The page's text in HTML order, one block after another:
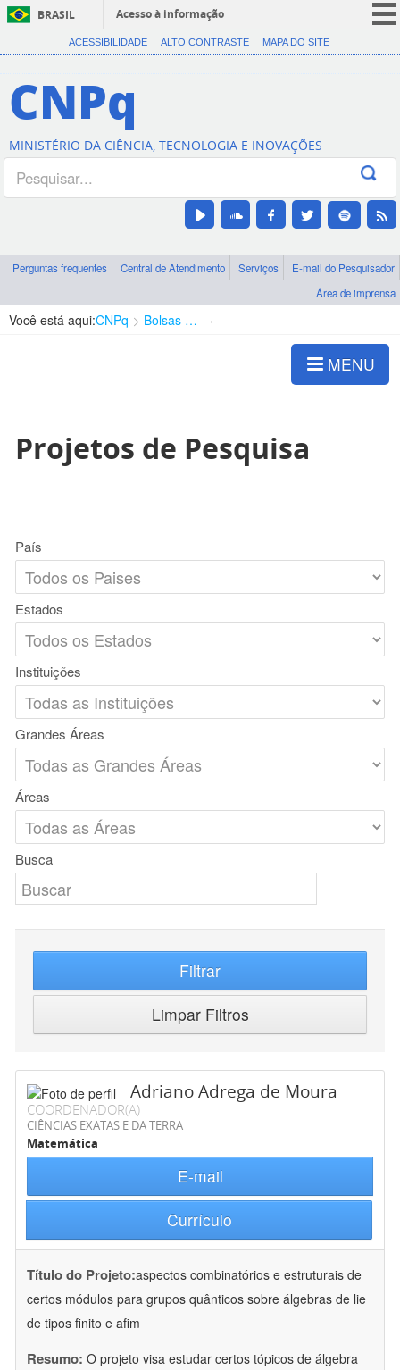
BRASIL
Acesso à informação
CORONAVÍRUS (COVID-19)
Canais
ACESSIBILIDADE ALTO CONTRASTE MAPA DO SITE
CNPq
MINISTÉRIO DA CIÊNCIA, TECNOLOGIA E INOVAÇÕES
Perguntas frequentes Central de Atendimento Serviços
E-mail do Pesquisador
Área de imprensa
Você está aqui:CNPq Bolsas e Auxílios Vigentes
MENU
Projetos de Pesquisa
País
Estados
Instituições
Grandes Áreas
Áreas
Busca
Filtrar
Limpar Filtros
Adriano Adrega de Moura
COORDENADOR(A)
CIÊNCIAS EXATAS E DA TERRA
Matemática
E-mail
Currículo
Título do Projeto:aspectos combinatórios e estruturais de
certos módulos para grupos quânticos sobre álgebras de lie
de tipos finito e afim
Resumo: O projeto visa estudar certos tópicos de álgebra